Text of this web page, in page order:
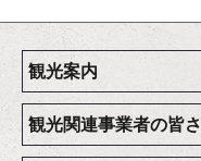
観光案内
観光関連事業者の皆